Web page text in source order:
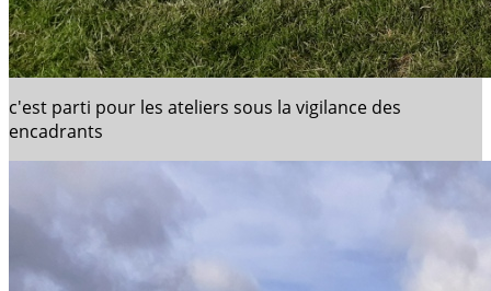
c'est parti pour les ateliers sous la vigilance des
encadrants